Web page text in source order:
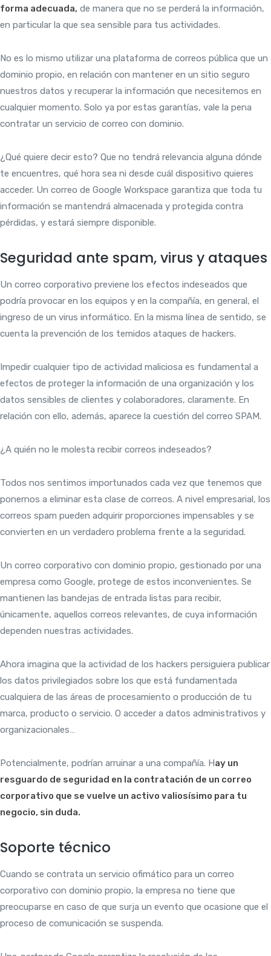
forma adecuada, de manera que no se perderá la información,
en particular la que sea sensible para tus actividades.
No es lo mismo utilizar una plataforma de correos pública que un
dominio propio, en relación con mantener en un sitio seguro
nuestros datos y recuperar la información que necesitemos en
cualquier momento. Solo ya por estas garantías, vale la pena
contratar un servicio de correo con dominio.
¿Qué quiere decir esto? Que no tendrá relevancia alguna dónde
te encuentres, qué hora sea ni desde cuál dispositivo quieres
acceder. Un correo de Google Workspace garantiza que toda tu
información se mantendrá almacenada y protegida contra
pérdidas, y estará siempre disponible.
Seguridad ante spam, virus y ataques
Un correo corporativo previene los efectos indeseados que
podría provocar en los equipos y en la compañía, en general, el
ingreso de un virus informático. En la misma línea de sentido, se
cuenta la prevención de los temidos ataques de hackers.
Impedir cualquier tipo de actividad maliciosa es fundamental a
efectos de proteger la información de una organización y los
datos sensibles de clientes y colaboradores, claramente. En
relación con ello, además, aparece la cuestión del correo SPAM.
¿A quién no le molesta recibir correos indeseados?
Todos nos sentimos importunados cada vez que tenemos que
ponernos a eliminar esta clase de correos. A nivel empresarial, los
correos spam pueden adquirir proporciones impensables y se
convierten en un verdadero problema frente a la seguridad.
Un correo corporativo con dominio propio, gestionado por una
empresa como Google, protege de estos inconvenientes. Se
mantienen las bandejas de entrada listas para recibir,
únicamente, aquellos correos relevantes, de cuya información
dependen nuestras actividades.
Ahora imagina que la actividad de los hackers persiguiera publicar
los datos privilegiados sobre los que está fundamentada
cualquiera de las áreas de procesamiento o producción de tu
marca, producto o servicio. O acceder a datos administrativos y
organizacionales…
Potencialmente, podrían arruinar a una compañía. Hay un
resguardo de seguridad en la contratación de un correo
corporativo que se vuelve un activo valiosísimo para tu
negocio, sin duda.
Soporte técnico
Cuando se contrata un servicio ofimático para un correo
corporativo con dominio propio, la empresa no tiene que
preocuparse en caso de que surja un evento que ocasione que el
proceso de comunicación se suspenda.